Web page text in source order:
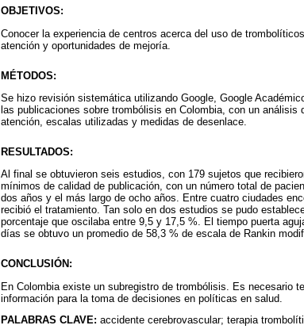
OBJETIVOS:
Conocer la experiencia de centros acerca del uso de
atención y oportunidades de mejoría.
MÉTODOS:
Se hizo revisión sistemática utilizando Google, Google
las publicaciones sobre trombólisis en Colombia, con un
atención, escalas utilizadas y medidas de desenlace.
RESULTADOS:
Al final se obtuvieron seis estudios, con 179 sujetos que
mínimos de calidad de publicación, con un número total de
dos años y el más largo de ocho años. Entre cuatro ciudades
recibió el tratamiento. Tan solo en dos estudios se pudo
porcentaje que oscilaba entre 9,5 y 17,5 %. El tiempo puerta
días se obtuvo un promedio de 58,3 % de escala de Rankin
CONCLUSIÓN:
En Colombia existe un subregistro de trombólisis. Es necesario
información para la toma de decisiones en políticas en salud.
PALABRAS CLAVE: accidente cerebrovascular; terapia